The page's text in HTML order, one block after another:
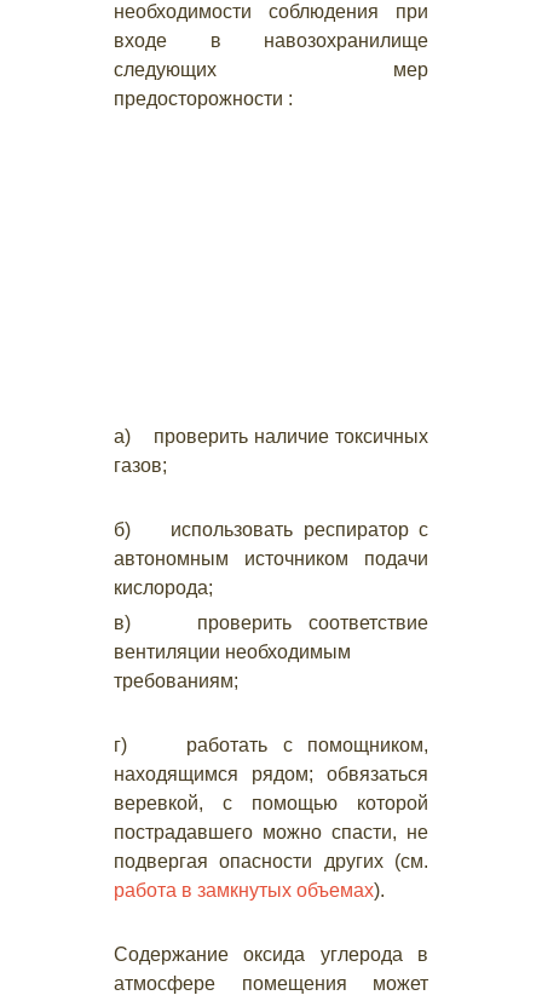
необходимости соблюдения при
входе в навозохранилище
следующих мер
предосторожности :
а) проверить наличие токсичных
газов;
б) использовать респиратор с
автономным источником подачи
кислорода;
в) проверить соответствие
вентиляции необходимым
требованиям;
г) работать с помощником,
находящимся рядом; обвязаться
веревкой, с помощью которой
пострадавшего можно спасти, не
подвергая опасности других (см.
работа в замкнутых объемах).
Содержание оксида углерода в
атмосфере помещения может